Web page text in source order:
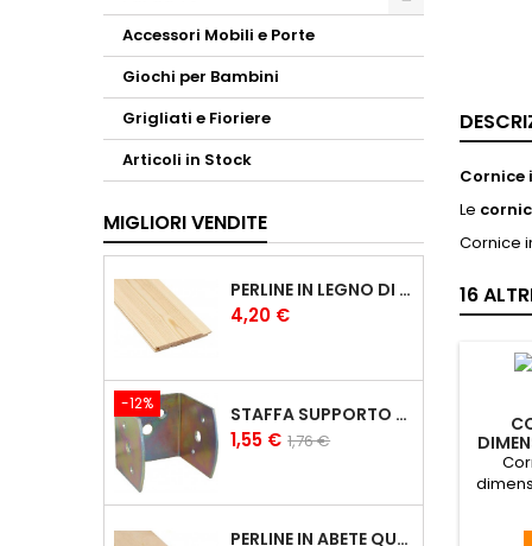
Accessori Mobili e Porte
Giochi per Bambini
Grigliati e Fioriere
Articoli in Stock
MIGLIORI VENDITE
PERLINE IN LEGNO DI PINO DA RIVESTIMENTO DA 1X10 CM PERLINE 1CM
Prezzo
4,20 €
-12% STAFFA SUPPORTO A U PER TRAVI IN LEGNO LAMELLARE
Prezzo
1,55 € Prezzo
1,76 €
PERLINE IN ABETE QUALITÀ A/B DA 20X150 MM PERLINE IN LEGNO PERLINE 2CM
Cornice
Le
Cornice
16